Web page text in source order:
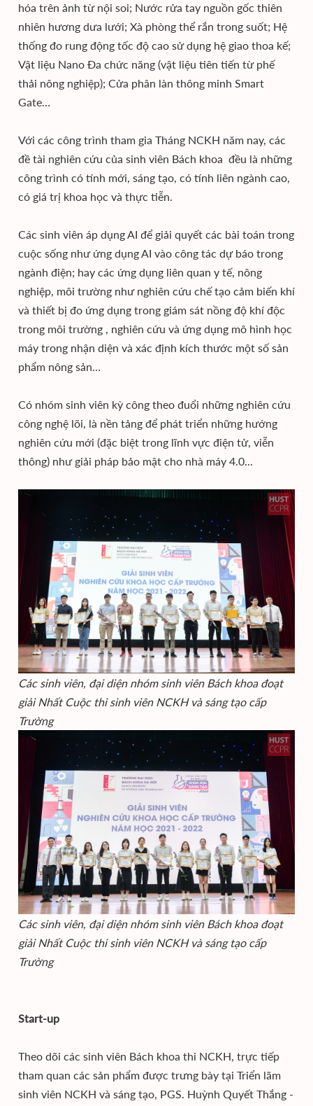
hóa trên ảnh từ nội soi; Nước rửa tay nguồn gốc thiên
nhiên hương dưa lưới; Xà phòng thể rắn trong suốt; Hệ
thống đo rung động tốc độ cao sử dụng hệ giao thoa kế;
Vật liệu Nano Đa chức năng (vật liệu tiên tiến từ phế
thải nông nghiệp); Cửa phân làn thông minh Smart
Gate…
Với các công trình tham gia Tháng NCKH năm nay, các
đề tài nghiên cứu của sinh viên Bách khoa đều là những
công trình có tính mới, sáng tạo, có tính liên ngành cao,
có giá trị khoa học và thực tiễn.
Các sinh viên áp dụng AI để giải quyết các bài toán trong
cuộc sống như ứng dụng AI vào công tác dự báo trong
ngành điện; hay các ứng dụng liên quan y tế, nông
nghiệp, môi trường như nghiên cứu chế tạo cảm biến khí
và thiết bị đo ứng dụng trong giám sát nồng độ khí độc
trong môi trường , nghiên cứu và ứng dụng mô hình học
máy trong nhận diện và xác định kích thước một số sản
phẩm nông sản…
Có nhóm sinh viên kỳ công theo đuổi những nghiên cứu
công nghệ lõi, là nền tảng để phát triển những hướng
nghiên cứu mới (đặc biệt trong lĩnh vực điện tử, viễn
thông) như giải pháp bảo mật cho nhà máy 4.0...
Các sinh viên, đại diện nhóm sinh viên Bách khoa đoạt
giải Nhất Cuộc thi sinh viên NCKH và sáng tạo cấp
Trường
Các sinh viên, đại diện nhóm sinh viên Bách khoa đoạt
giải Nhất Cuộc thi sinh viên NCKH và sáng tạo cấp
Trường
Start-up
Theo dõi các sinh viên Bách khoa thi NCKH, trực tiếp
tham quan các sản phẩm được trưng bày tại Triển lãm
sinh viên NCKH và sáng tạo, PGS. Huỳnh Quyết Thắng -